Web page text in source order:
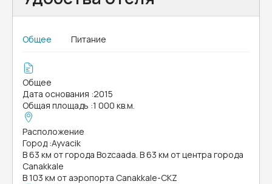
Общее Питание
Общее
Дата основания :2015
Общая площадь :1 000 кв.м.
Расположение
Город :Ayvacik
В 63 км от города Bozcaada. В 63 км от центра города
Canakkale
В 103 км от аэропорта Canakkale-CKZ